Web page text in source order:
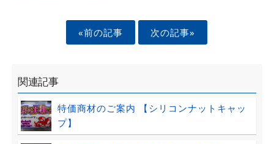
«前の記事 次の記事»
関連記事
特価商材のご案内 【シリコンナットキャッ
プ】